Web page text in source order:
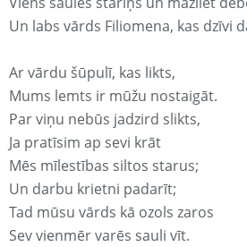
Un labs vārds Filiomena, kas dzīvi
Ar vārdu šūpulī, kas likts,
Mums lemts ir mūžu nostaigāt.
Par viņu nebūs jadzird slikts,
Ja pratīsim ap sevi krāt
Mēs mīlestības siltos starus;
Un darbu krietni padarīt;
Tad mūsu vārds kā ozols zaros
Sev vienmēr varēs sauli vīt.